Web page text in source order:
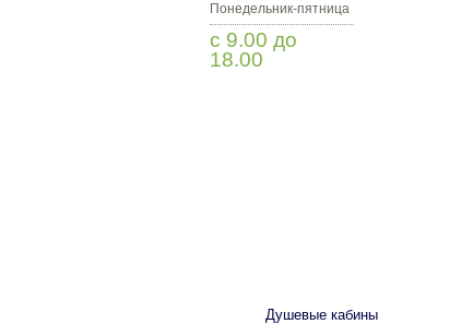
Понедельник-пятница
с 9.00 до
18.00
Душевые кабины